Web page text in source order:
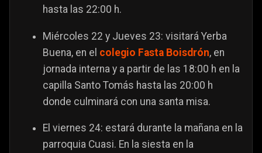
hasta las 22:00 h.
Miércoles 22 y Jueves 23: visitará Yerba
Buena, en el colegio Fasta Boisdrón, en
jornada interna y a partir de las 18:00 h en la
capilla Santo Tomás hasta las 20:00 h
donde culminará con una santa misa.
El viernes 24: estará durante la mañana en la
parroquia Cuasi. En la siesta en la